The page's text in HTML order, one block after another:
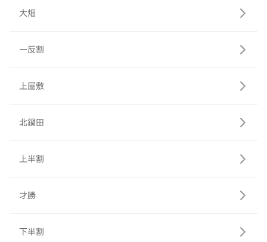
大畑
一反割
上屋敷
北鍋田
上半割
才勝
下半割